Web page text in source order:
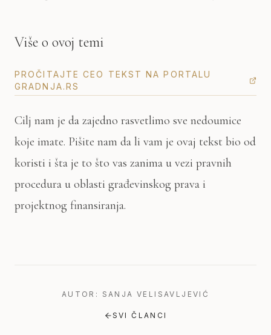
Više o ovoj temi
PROČITAJTE CEO TEKST NA PORTALU
GRADNJA.RS
Cilj nam je da zajedno rasvetlimo sve nedoumice
koje imate. Pišite nam da li vam je ovaj tekst bio od
koristi i šta je to što vas zanima u vezi pravnih
procedura u oblasti građevinskog prava i
projektnog finansiranja.
AUTOR: SANJA VELISAVLJEVIĆ
SVI ČLANCI